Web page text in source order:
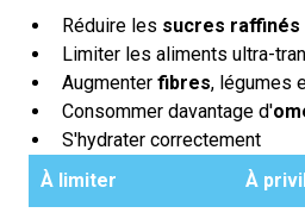
Réduire les sucres raffinés
Limiter les aliments ultra-
Augmenter fibres, légumes
Consommer davantage d'
S'hydrater correctement
À limiter
À